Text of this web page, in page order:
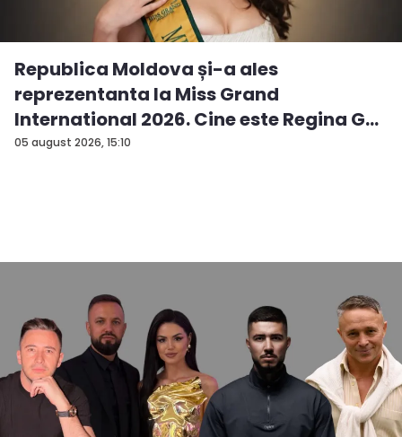
05 august 2026, 15:10
Republica Moldova și-a ales
reprezentanta la Miss Grand
International 2026. Cine este Regina G...